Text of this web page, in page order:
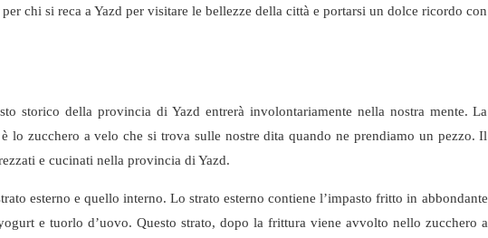
chi si reca a Yazd per visitare le bellezze della città e portarsi un dolce ricordo con
storico della provincia di Yazd entrerà involontariamente nella nostra mente. La
lo zucchero a velo che si trova sulle nostre dita quando ne prendiamo un pezzo. Il
e cucinati nella provincia di Yazd.
esterno e quello interno. Lo strato esterno contiene l’impasto fritto in abbondante
e tuorlo d’uovo. Questo strato, dopo la frittura viene avvolto nello zucchero a